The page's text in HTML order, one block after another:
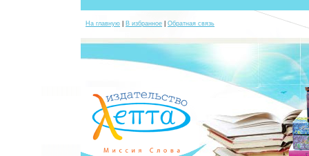
На главную В избранное Обратная связь